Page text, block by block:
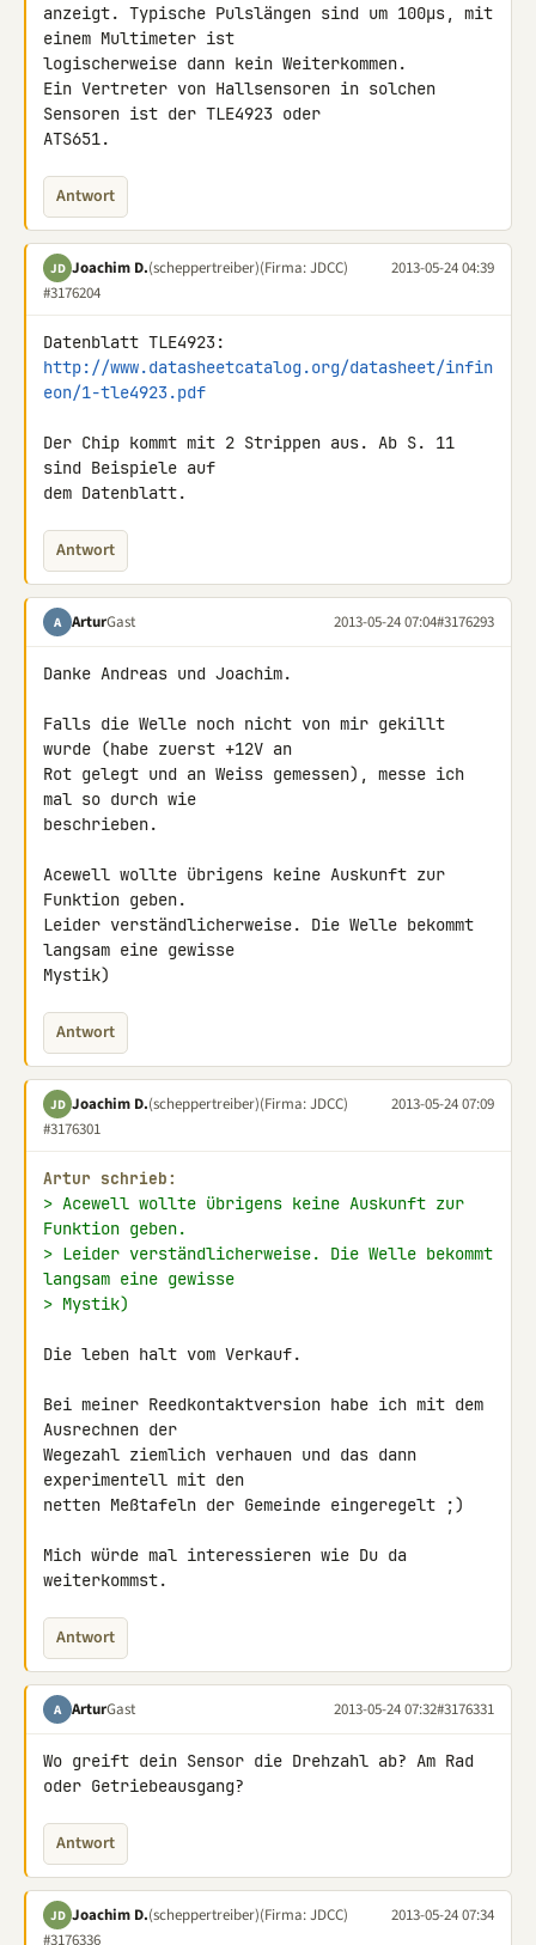
anzeigt. Typische Pulslängen sind um 100µs, mit
einem Multimeter ist
logischerweise dann kein Weiterkommen.
Ein Vertreter von Hallsensoren in solchen
Sensoren ist der TLE4923 oder
ATS651.
Antwort
JD Joachim D.(scheppertreiber)(Firma: JDCC)
2013-05-24 04:39
#3176204
http://www.datasheetcatalog.org/datasheet/infin
eon/1-tle4923.pdf
Der Chip kommt mit 2 Strippen aus. Ab S. 11
sind Beispiele auf
dem Datenblatt.
Antwort
A ArturGast 2013-05-24 07:04#3176293
Danke Andreas und Joachim.
Falls die Welle noch nicht von mir gekillt
wurde (habe zuerst +12V an
Rot gelegt und an Weiss gemessen), messe ich
mal so durch wie
beschrieben.
Acewell wollte übrigens keine Auskunft zur
Funktion geben.
Leider verständlicherweise. Die Welle bekommt
langsam eine gewisse
Mystik)
Antwort
JD Joachim D.(scheppertreiber)(Firma: JDCC)
2013-05-24 07:09
#3176301
Artur schrieb:
> Acewell wollte übrigens keine Auskunft zur
Funktion geben.
> Leider verständlicherweise. Die Welle bekommt
langsam eine gewisse
> Mystik)
Die leben halt vom Verkauf.
Bei meiner Reedkontaktversion habe ich mit dem
Ausrechnen der
Wegezahl ziemlich verhauen und das dann
experimentell mit den
netten Meßtafeln der Gemeinde eingeregelt ;)
Mich würde mal interessieren wie Du da
weiterkommst.
Antwort
A ArturGast 2013-05-24 07:32#3176331
Wo greift dein Sensor die Drehzahl ab? Am Rad
oder Getriebeausgang?
Antwort
JD Joachim D.(scheppertreiber)(Firma: JDCC)
2013-05-24 07:34
#3176336